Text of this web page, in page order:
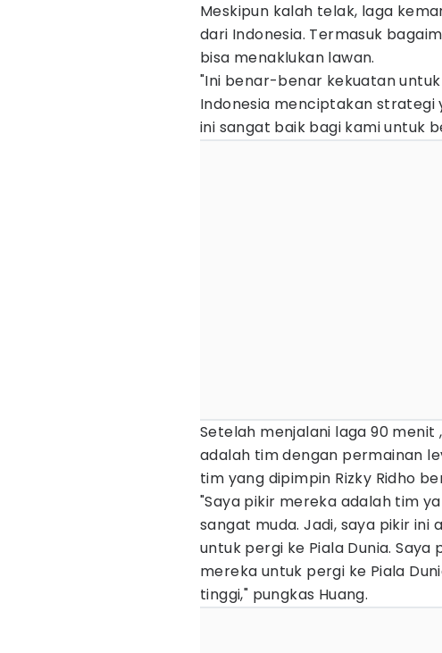
Meskipun kalah telak, laga
dari Indonesia. Termasuk
bisa menaklukan lawan.
"Ini benar-benar kekuatan
Indonesia menciptakan
ini sangat baik bagi kami untuk
Setelah menjalani laga 90 menit
adalah tim dengan permainan
tim yang dipimpin Rizky Ridho
"Saya pikir mereka adalah tim
sangat muda. Jadi, saya pikir ini
untuk pergi ke Piala Dunia.
mereka untuk pergi ke Piala
tinggi," pungkas Huang.